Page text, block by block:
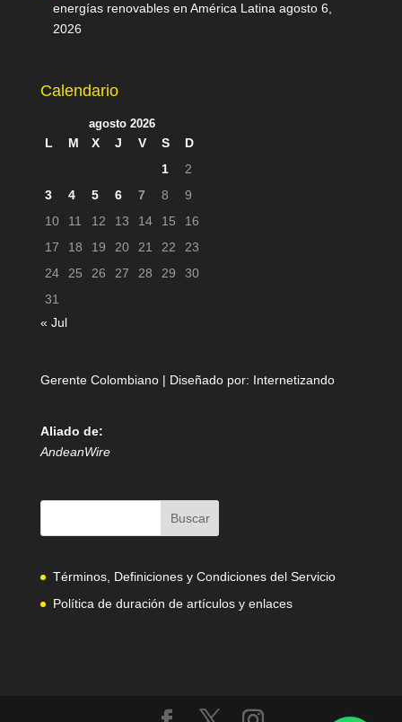
energías renovables en América Latina agosto 6,
2026
Calendario
agosto 2026
L M X J V S
D
1
2
3
4 5 6 7 8
9
10
11 12 13 14 15
16
17
18 19 20 21 22
23
24
25 26 27 28 29
30
31
« Jul
Gerente Colombiano | Diseñado por: Internetizando
Aliado de:
AndeanWire
Términos, Definiciones y Condiciones del Servicio
Política de duración de artículos y enlaces